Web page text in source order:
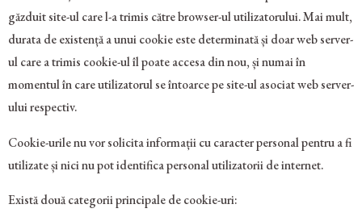
găzduit site-ul care l-a trimis către browser-ul utilizatorului. Mai mult,
durata de existență a unui cookie este determinată și doar web server-
ul care a trimis cookie-ul îl poate accesa din nou, și numai în
momentul în care utilizatorul se întoarce pe site-ul asociat web server-
ului respectiv.
Cookie-urile nu vor solicita informații cu caracter personal pentru a fi
utilizate și nici nu pot identifica personal utilizatorii de internet.
Există două categorii principale de cookie-uri: